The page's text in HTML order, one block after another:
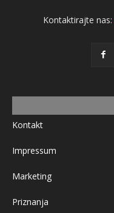
Kontaktirajte nas:
Kontakt
Impressum
Marketing
Priznanja